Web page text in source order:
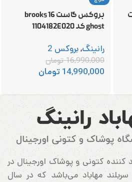
بروکس گاست 16 brooks
ghost کد 1104182E020
رانینگ,بروکس 2
16,990,000تومان
14,990,000 تومان
کننده کتونی و پوشاک اورجینال در
مهاباد می‌باشد که در سال